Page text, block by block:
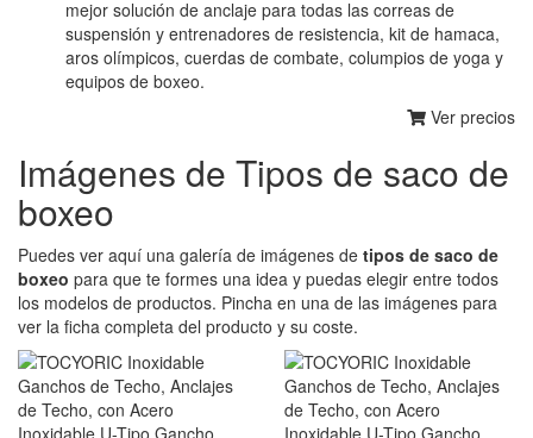
mejor solución de anclaje para todas las correas de
suspensión y entrenadores de resistencia, kit de hamaca,
aros olímpicos, cuerdas de combate, columpios de yoga y
equipos de boxeo.
Ver precios
Imágenes de Tipos de saco de
boxeo
Puedes ver aquí una galería de imágenes de tipos de saco de
boxeo para que te formes una idea y puedas elegir entre todos
los modelos de productos. Pincha en una de las imágenes para
ver la ficha completa del producto y su coste.